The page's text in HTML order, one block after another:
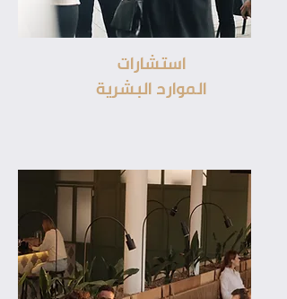
استشارات
الموارد البشرية